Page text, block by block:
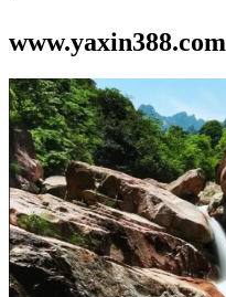
www.yaxin388.com